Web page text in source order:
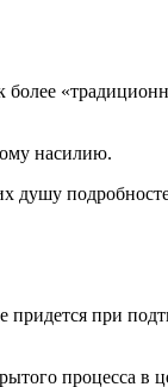
насилию.
придется при
процесса в